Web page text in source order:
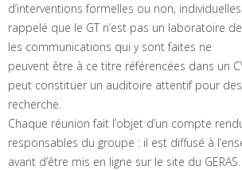
d’interventions formelles ou non,
rappelé que le GT n’est pas un laboratoire
les communications qui y sont faites ne
peuvent être à ce titre référencées dans un
peut constituer un auditoire attentif pour
recherche.
Chaque réunion fait l’objet d’un compte
responsables du groupe : il est diffusé à
avant d’être mis en ligne sur le site du GERAS.